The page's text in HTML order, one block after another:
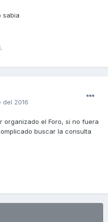
sabia
del 2016
organizado el Foro, si no fuera
buscar la consulta